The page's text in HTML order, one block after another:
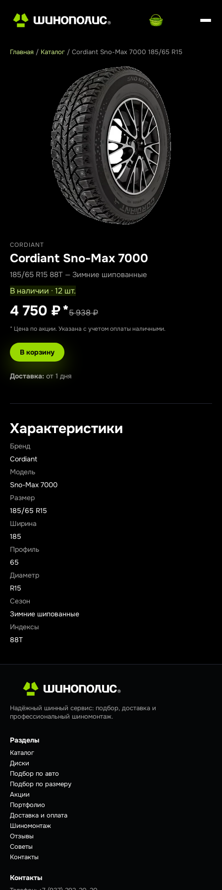
Главная / Каталог / Cordiant Sno-Max 7000 185/65 R15
CORDIANT
Cordiant Sno-Max 7000
185/65 R15 88T — Зимние шипованные
В наличии · 12 шт.
4 750 ₽*5 938 ₽
* Цена по акции. Указана с учетом оплаты наличными.
В корзину
Доставка: от 1 дня
Характеристики
Бренд
Cordiant
Модель
Sno-Max 7000
Размер
185/65 R15
Ширина
185
Профиль
65
Диаметр
R15
Сезон
Зимние шипованные
Индексы
88T
Надёжный шинный сервис: подбор, доставка и
профессиональный шиномонтаж.
Разделы
Каталог
Диски
Подбор по авто
Подбор по размеру
Акции
Портфолио
Доставка и оплата
Шиномонтаж
Отзывы
Советы
Контакты
Контакты